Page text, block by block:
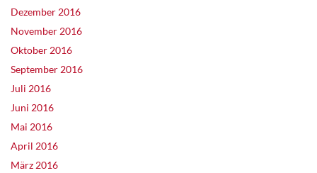
Dezember 2016
November 2016
Oktober 2016
September 2016
Juli 2016
Juni 2016
Mai 2016
April 2016
März 2016